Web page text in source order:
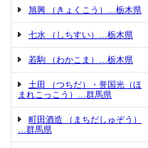
旭興 （きょくこう）…栃木県
七水 （しちすい）…栃木県
若駒 （わかこま）…栃木県
土田 （つちだ）・誉国光（ほ
まれこっこう）…群馬県
町田酒造 （まちだしゅぞう）
…群馬県